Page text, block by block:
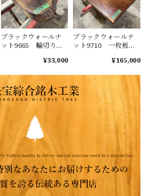
ブラックウォールナ
ット9665 輪切り
620ｘ550ｘ45mm カ
テーブル ダイニン
グテーブル
¥33,000
ブラックウォールナ
ット9710 一枚板無
640-600-540ｘ44mm
ーブル センターテ
ーブル テーブル
¥165,000